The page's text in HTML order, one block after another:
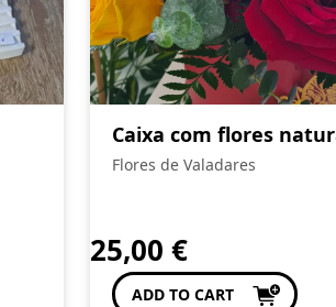
Caixa com flores
Flores de Valadares
25,00 €
ADD TO CART